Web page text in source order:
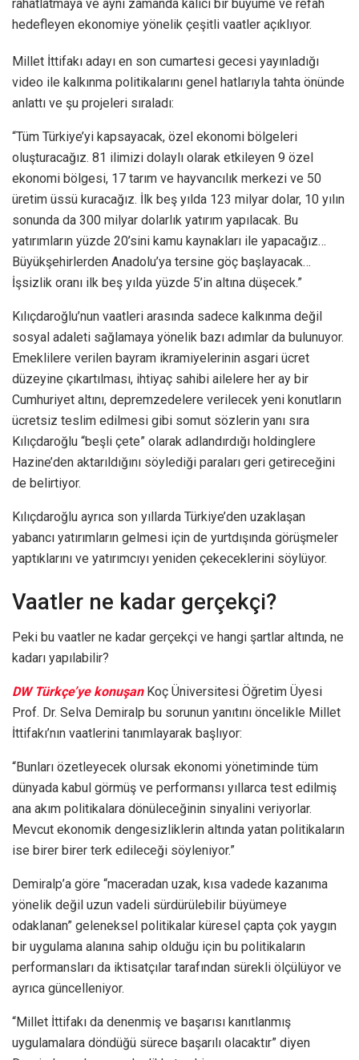
rahatlatmaya ve aynı zamanda kalıcı bir büyüme ve refah
hedefleyen ekonomiye yönelik çeşitli vaatler açıklıyor.
Millet İttifakı adayı en son cumartesi gecesi yayınladığı
video ile kalkınma politikalarını genel hatlarıyla tahta önünde
anlattı ve şu projeleri sıraladı:
“Tüm Türkiye’yi kapsayacak, özel ekonomi bölgeleri
oluşturacağız. 81 ilimizi dolaylı olarak etkileyen 9 özel
ekonomi bölgesi, 17 tarım ve hayvancılık merkezi ve 50
üretim üssü kuracağız. İlk beş yılda 123 milyar dolar, 10 yılın
sonunda da 300 milyar dolarlık yatırım yapılacak. Bu
yatırımların yüzde 20’sini kamu kaynakları ile yapacağız…
Büyükşehirlerden Anadolu’ya tersine göç başlayacak…
İşsizlik oranı ilk beş yılda yüzde 5’in altına düşecek.”
Kılıçdaroğlu’nun vaatleri arasında sadece kalkınma değil
sosyal adaleti sağlamaya yönelik bazı adımlar da bulunuyor.
Emeklilere verilen bayram ikramiyelerinin asgari ücret
düzeyine çıkartılması, ihtiyaç sahibi ailelere her ay bir
Cumhuriyet altını, depremzedelere verilecek yeni konutların
ücretsiz teslim edilmesi gibi somut sözlerin yanı sıra
Kılıçdaroğlu “beşli çete” olarak adlandırdığı holdinglere
Hazine’den aktarıldığını söylediği paraları geri getireceğini
de belirtiyor.
Kılıçdaroğlu ayrıca son yıllarda Türkiye’den uzaklaşan
yabancı yatırımların gelmesi için de yurtdışında görüşmeler
yaptıklarını ve yatırımcıyı yeniden çekeceklerini söylüyor.
Vaatler ne kadar gerçekçi?
Peki bu vaatler ne kadar gerçekçi ve hangi şartlar altında, ne
kadarı yapılabilir?
DW Türkçe’ye konuşanKoç Üniversitesi Öğretim Üyesi
Prof. Dr. Selva Demiralp bu sorunun yanıtını öncelikle Millet
İttifakı’nın vaatlerini tanımlayarak başlıyor:
“Bunları özetleyecek olursak ekonomi yönetiminde tüm
dünyada kabul görmüş ve performansı yıllarca test edilmiş
ana akım politikalara dönüleceğinin sinyalini veriyorlar.
Mevcut ekonomik dengesizliklerin altında yatan politikaların
ise birer birer terk edileceği söyleniyor.”
Demiralp’a göre “maceradan uzak, kısa vadede kazanıma
yönelik değil uzun vadeli sürdürülebilir büyümeye
odaklanan” geleneksel politikalar küresel çapta çok yaygın
bir uygulama alanına sahip olduğu için bu politikaların
performansları da iktisatçılar tarafından sürekli ölçülüyor ve
ayrıca güncelleniyor.
“Millet İttifakı da denenmiş ve başarısı kanıtlanmış
uygulamalara döndüğü sürece başarılı olacaktır” diyen